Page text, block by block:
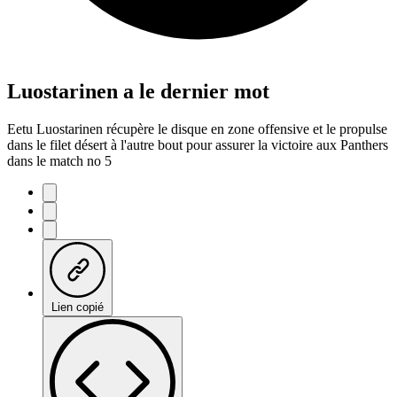
Luostarinen a le dernier mot
Eetu Luostarinen récupère le disque en zone offensive et le propulse
dans le filet désert à l'autre bout pour assurer la victoire aux Panthers
dans le match no 5
Lien copié